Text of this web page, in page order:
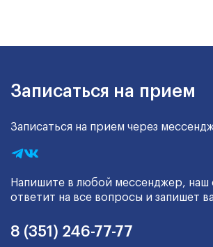
Записаться на прием
Записаться на прием через
Напишите в любой мессенджер, наш
ответит на все вопросы и запишет
8 (351) 246-77-77